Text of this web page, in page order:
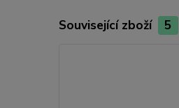
Související zboží 5